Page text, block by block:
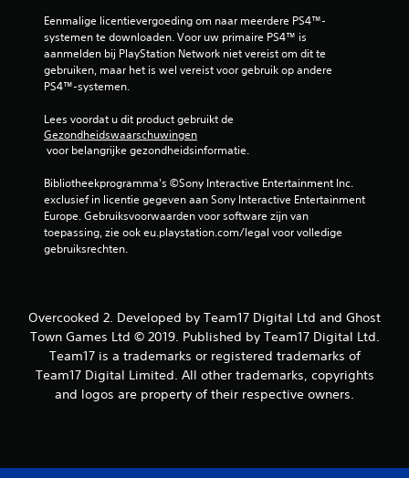
Eenmalige licentievergoeding om naar meerdere PS4™-
systemen te downloaden. Voor uw primaire PS4™ is
aanmelden bij PlayStation Network niet vereist om dit te
gebruiken, maar het is wel vereist voor gebruik op andere
PS4™-systemen.
Lees voordat u dit product gebruikt de
Gezondheidswaarschuwingen
voor belangrijke gezondheidsinformatie.
Bibliotheekprogramma's ©Sony Interactive Entertainment Inc.
exclusief in licentie gegeven aan Sony Interactive Entertainment
Europe. Gebruiksvoorwaarden voor software zijn van
toepassing, zie ook eu.playstation.com/legal voor volledige
gebruiksrechten.
Overcooked 2. Developed by Team17 Digital Ltd and Ghost
Town Games Ltd © 2019. Published by Team17 Digital Ltd.
Team17 is a trademarks or registered trademarks of
Team17 Digital Limited. All other trademarks, copyrights
and logos are property of their respective owners.